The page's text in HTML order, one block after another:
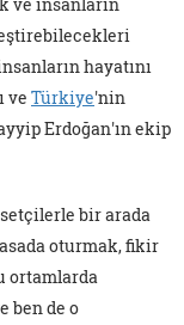
hayatını
ve Türkiye'nin
Erdoğan'ın ekip
bir arada
oturmak, fikir
ortamlarda
ben de o